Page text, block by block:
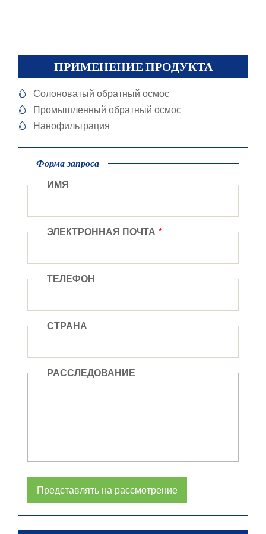
ПРИМЕНЕНИЕ ПРОДУКТА
 Солоноватый обратный осмос
 Промышленный обратный осмос
 Нанофильтрация
Форма запроса
ИМЯ
ЭЛЕКТРОННАЯ ПОЧТА *
ТЕЛЕФОН
СТРАНА
РАССЛЕДОВАНИЕ
Представлять на рассмотрение